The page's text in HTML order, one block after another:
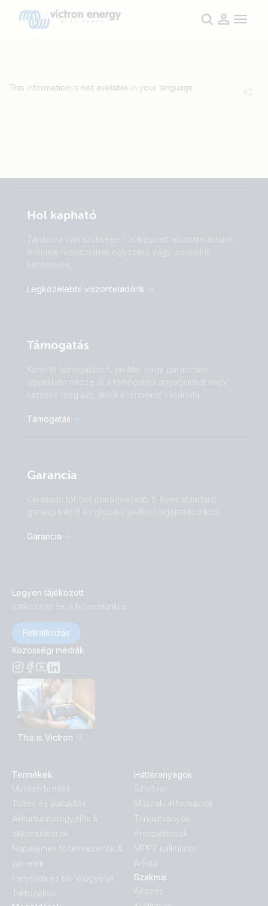
This information is not available in your language
Magyar
Dansk
Deutsch
Italiano
Magyar
Română
Suomalainen
Türkçe
Ελληνικά
Русский
Українська
中國人
Subscribe
Hol kapható
Tanácsra van szüksége? Jólképzett viszonteladóink
örömmel válaszolnak egyszerű vagy bonyolult
kérdéseire.
Legközelebbi viszonteladónk
Támogatás
Konkrét támogatásért, javítási vagy garanciális
ügyekben nézze át a támogatási anyagainkat vagy
keresse meg azt, akitől a terméket vásárolta.
Támogatás
Garancia
Olvasson többet iparágvezető, 5 éves standard
garanciánkról és globális javítószolgáltatásunkról.
Garancia
Legyen tájékozott
Iratkozzon fel a hírlevelünkre
Feliratkozás
Közösségi médiák
This is Victron
Termékek
Minden termék
Töltés és átalakítás
Akkumulátorfigyelők &
akkumulátorok
Napelemes töltésvezérlők &
panelek
Helyszíni és távfelügyelet
Tartozékok
Háttéranyagok
Szoftver
Műszaki információk
Tanúsítványok
Prospektusok
MPPT kalkulátor
Árlista
Szakmai
Képzés